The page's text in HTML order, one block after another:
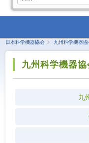
日本科学機器協会 九州科学機器協
九州科学機器協
九